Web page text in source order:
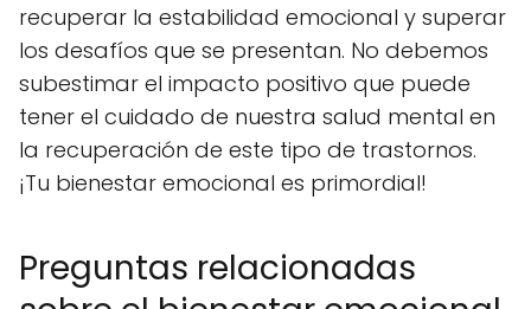
recuperar la estabilidad emocional y superar
los desafíos que se presentan. No debemos
subestimar el impacto positivo que puede
tener el cuidado de nuestra salud mental en
la recuperación de este tipo de trastornos.
¡Tu bienestar emocional es primordial!
Preguntas relacionadas